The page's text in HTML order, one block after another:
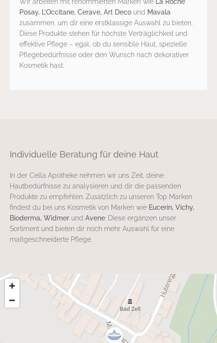
Posay, L’Occitane, Cerave, Art Deco und Mavala
zusammen, um dir eine erstklassige Auswahl zu bieten.
Diese Produkte stehen für höchste Verträglichkeit und
effektive Pflege – egal, ob du sensible Haut, spezielle
Pflegebedürfnisse oder den Wunsch nach dekorativer
Kosmetik hast.
Individuelle Beratung für deine Haut
In der Cella Apotheke nehmen wir uns Zeit, deine
Hautbedürfnisse zu analysieren und dir die passenden
Produkte zu empfehlen. Zusätzlich zu unseren Top Marken
findest du bei uns Kosmetik von Marken wie Eucerin, Vichy,
Bioderma, Widmer und Avene . Diese ergänzen unser
Sortiment und bieten dir noch mehr Auswahl für eine
maßgeschneiderte Pflege.